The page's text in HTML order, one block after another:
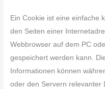
Ein Cookie ist eine einfache
den Seiten einer
Webbrowser auf dem PC
gespeichert werden kann.
Informationen können
oder den Servern relevanter